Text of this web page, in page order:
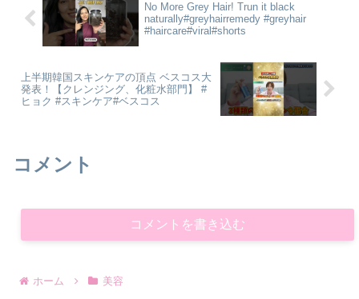
No More Grey Hair! Trun it black
naturally#greyhairremedy #greyhair
#haircare#viral#shorts
上半期韓国スキンケアの頂点 ベスコス大
発表！【クレンジング、化粧水部門】 #
ヒョク #スキンケア#ベスコス
コメント
コメントを書き込む
ホーム 美容